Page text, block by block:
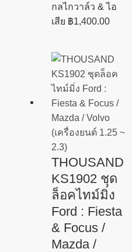
กลไกวาล์ว & ไอ
เสีย ฿1,400.00
THOUSAND
KS1902 ชุด
ล็อคไทม์มิ่ง
Ford : Fiesta
& Focus /
Mazda /